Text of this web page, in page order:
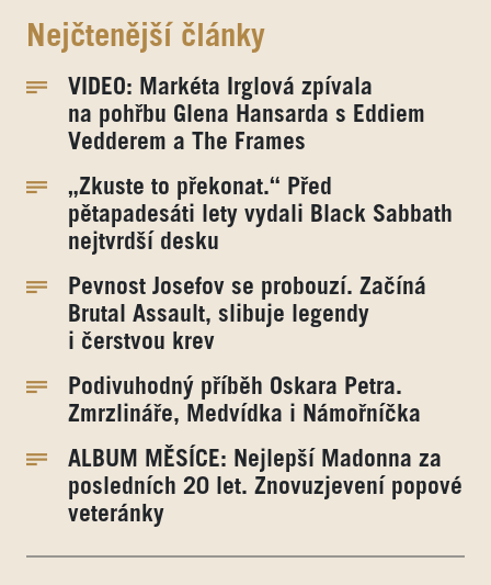
Nejčtenější články
VIDEO: Markéta Irglová zpívala
na pohřbu Glena Hansarda s Eddiem
Vedderem a The Frames
„Zkuste to překonat.“ Před
pětapadesáti lety vydali Black Sabbath
nejtvrdší desku
Pevnost Josefov se probouzí. Začíná
Brutal Assault, slibuje legendy
i čerstvou krev
Podivuhodný příběh Oskara Petra.
Zmrzlináře, Medvídka i Námořníčka
ALBUM MĚSÍCE: Nejlepší Madonna za
posledních 20 let. Znovuzjevení popové
veteránky